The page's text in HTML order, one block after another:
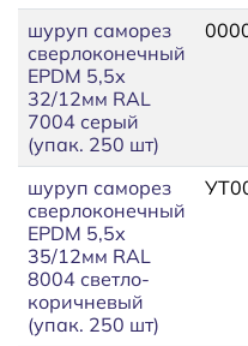
шуруп саморез
сверлоконечный
EPDM 5,5х
32/12мм RAL
7004 серый
(упак. 250 шт)
шуруп саморез
сверлоконечный
EPDM 5,5х
35/12мм RAL
8004 светло-
коричневый
(упак. 250 шт)